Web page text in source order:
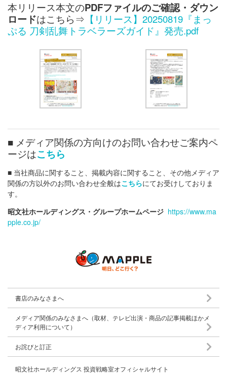
本リリース本文のPDFファイルのご確認・ダウン
ロードはこちら⇒ 【リリース】20250819『まっ
ぷる 刀剣乱舞トラベラーズガイド』発売.pdf
■ メディア関係の方向けのお問い合わせご案内ペ
ージはこちら
■ 当社商品に関すること、掲載内容に関すること、その他メディア
関係の方以外のお問い合わせ全般はこちらにてお受けしておりま
す。
昭文社ホールディングス・グループホームページ https://www.ma
pple.co.jp/
書店のみなさまへ
メディア関係のみなさまへ（取材、テレビ出演・商品の記事掲載ほかメ
ディア利用について）
お詫びと訂正
昭文社ホールディングス 投資戦略室オフィシャルサイト